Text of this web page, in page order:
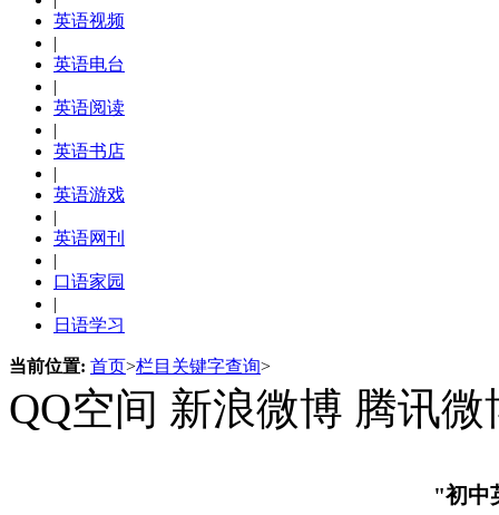
英语视频
|
英语电台
|
英语阅读
|
英语书店
|
英语游戏
|
英语网刊
|
口语家园
|
日语学习
当前位置: 首页>栏目关键字查询>
QQ空间 新浪微博 腾讯微
"初中